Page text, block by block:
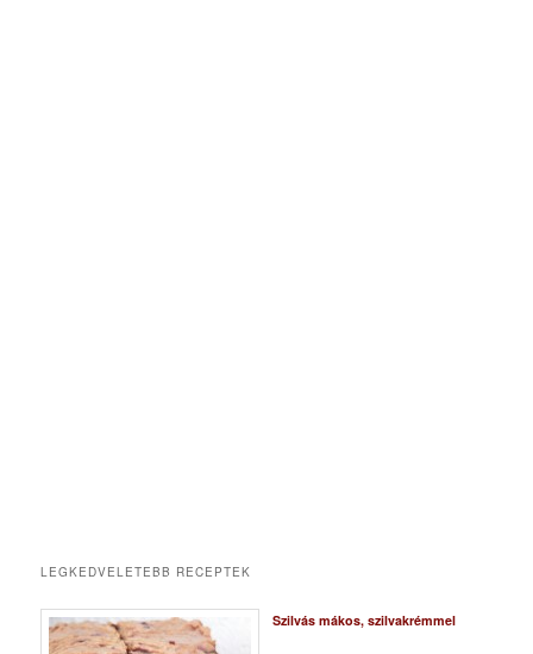
LEGKEDVELETEBB RECEPTEK
Szilvás mákos, szilvakrémmel